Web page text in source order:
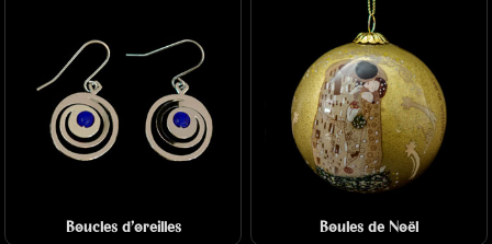
Boucles d'oreilles Boules de Noël